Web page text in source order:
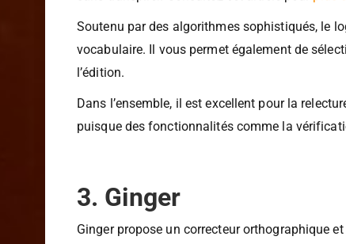
Scribens est un outil de vérification
sans transpirer. Consultez cet article pourplus
Soutenu par des algorithmes sophistiqués, le
vocabulaire. Il vous permet également de
l’édition.
Dans l’ensemble, il est excellent pour la
3. Ginger